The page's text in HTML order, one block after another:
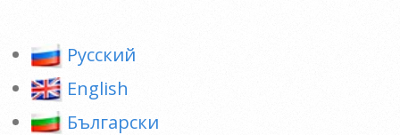
Pусский
English
Български